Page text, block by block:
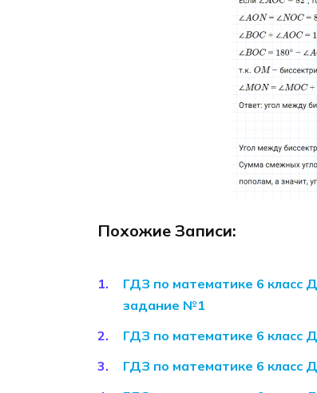
Похожие Записи:
ГДЗ по математике 6 класс
задание №1
ГДЗ по математике 6 класс
ГДЗ по математике 6 класс